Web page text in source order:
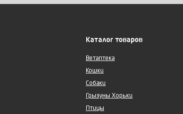
Каталог товаров
Ветаптека
Кошки
Собаки
Грызуны Хорьки
Птицы